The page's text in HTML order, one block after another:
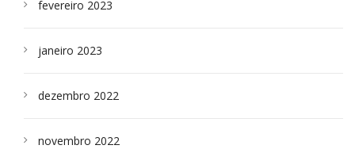
fevereiro 2023
janeiro 2023
dezembro 2022
novembro 2022